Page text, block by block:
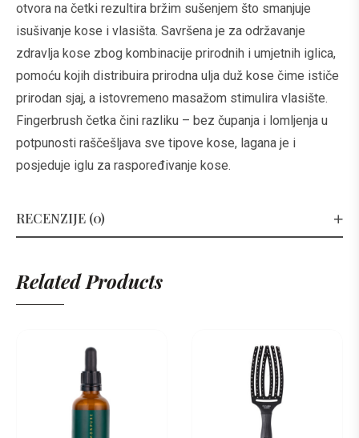
otvora na četki rezultira bržim sušenjem što smanjuje
isušivanje kose i vlasišta. Savršena je za održavanje
zdravlja kose zbog kombinacije prirodnih i umjetnih iglica,
pomoću kojih distribuira prirodna ulja duž kose čime ističe
prirodan sjaj, a istovremeno masažom stimulira vlasište.
Fingerbrush četka čini razliku – bez čupanja i lomljenja u
potpunosti raščešljava sve tipove kose, lagana je i
posjeduje iglu za raspoređivanje kose.
RECENZIJE (0)
Related Products